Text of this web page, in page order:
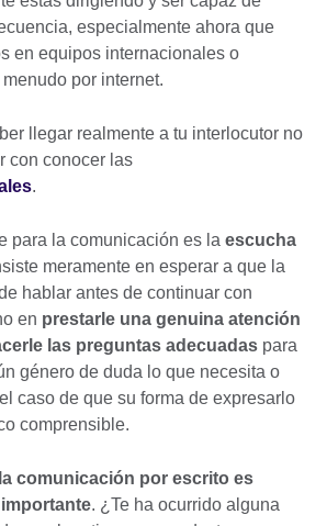
especialmente ahora que
en equipos internacionales o
por internet.
llegar realmente a tu interlocutor no
con conocer las
.
para la comunicación es la escucha
meramente en esperar a que la
hablar antes de continuar con
en prestarle una genuina atención
las preguntas adecuadas para
género de duda lo que necesita o
caso de que su forma de expresarlo
comprensible.
la comunicación por escrito es
. ¿Te ha ocurrido alguna